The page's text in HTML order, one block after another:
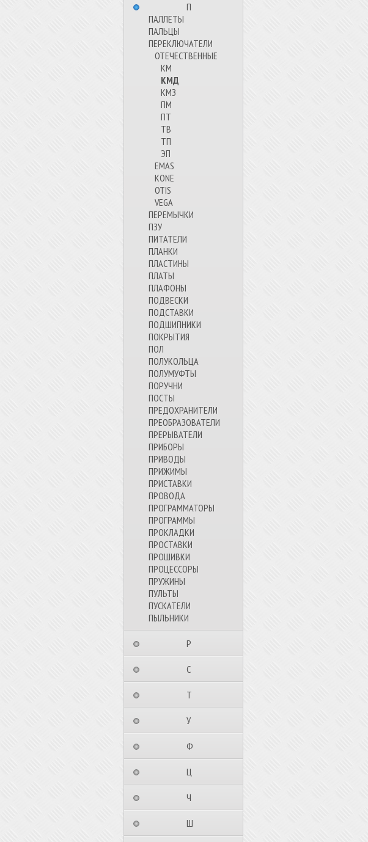
⠀⠀⠀⠀⠀⠀П⠀⠀⠀⠀⠀⠀⠀
ПАЛЛЕТЫ
ПАЛЬЦЫ
ПЕРЕКЛЮЧАТЕЛИ
ОТЕЧЕСТВЕННЫЕ
КМ
КМД
КМЗ
ПМ
ПТ
ТВ
ТП
ЭП
EMAS
KONE
OTIS
VEGA
ПЕРЕМЫЧКИ
ПЗУ
ПИТАТЕЛИ
ПЛАНКИ
ПЛАСТИНЫ
ПЛАТЫ
ПЛАФОНЫ
ПОДВЕСКИ
ПОДСТАВКИ
ПОДШИПНИКИ
ПОКРЫТИЯ
ПОЛ
ПОЛУКОЛЬЦА
ПОЛУМУФТЫ
ПОРУЧНИ
ПОСТЫ
ПРЕДОХРАНИТЕЛИ
ПРЕОБРАЗОВАТЕЛИ
ПРЕРЫВАТЕЛИ
ПРИБОРЫ
ПРИВОДЫ
ПРИЖИМЫ
ПРИСТАВКИ
ПРОВОДА
ПРОГРАММАТОРЫ
ПРОГРАММЫ
ПРОКЛАДКИ
ПРОСТАВКИ
ПРОШИВКИ
ПРОЦЕССОРЫ
ПРУЖИНЫ
ПУЛЬТЫ
ПУСКАТЕЛИ
ПЫЛЬНИКИ
⠀⠀⠀⠀⠀⠀Р⠀⠀⠀⠀⠀⠀⠀
⠀⠀⠀⠀⠀⠀С⠀⠀⠀⠀⠀⠀⠀
⠀⠀⠀⠀⠀⠀Т⠀⠀⠀⠀⠀⠀⠀
⠀⠀⠀⠀⠀⠀У⠀⠀⠀⠀⠀⠀⠀
⠀⠀⠀⠀⠀⠀Ф⠀⠀⠀⠀⠀⠀⠀
⠀⠀⠀⠀⠀⠀Ц⠀⠀⠀⠀⠀⠀⠀
⠀⠀⠀⠀⠀⠀Ч⠀⠀⠀⠀⠀⠀⠀
⠀⠀⠀⠀⠀⠀Ш⠀⠀⠀⠀⠀⠀⠀